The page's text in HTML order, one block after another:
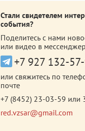
Стали свидетелем
события?
Поделитесь с нами
или видео в
+7 927 132-
или свяжитесь по
почте
+7 (8452) 23-03-59 или
red.vzsar@gmail.com